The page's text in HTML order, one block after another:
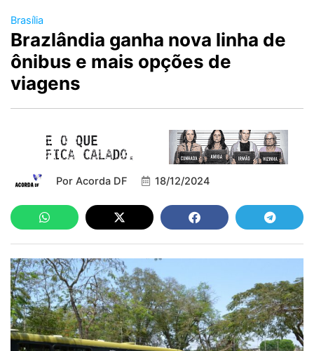
Brasília
Brazlândia ganha nova linha de
ônibus e mais opções de
viagens
Por Acorda DF 18/12/2024